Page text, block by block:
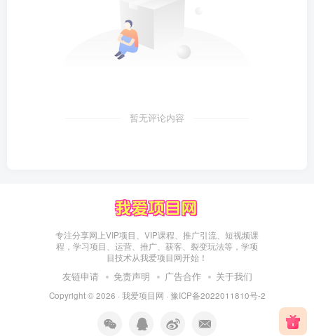
暂无评论内容
专注分享网上VIP项目、VIP课程、推广引流、短视频课
程，学习项目、运营、推广、获客、裂变玩法等，学项
目技术从我爱项目网开始！
友链申请 免责声明 广告合作 关于我们
Copyright © 2026 · 我爱项目网 · 豫ICP备2022011810号-2